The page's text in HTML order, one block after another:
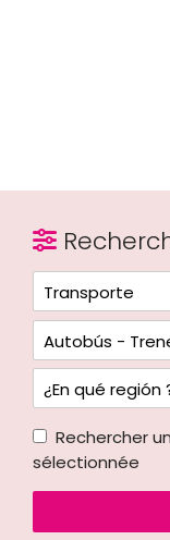
Rechercher
sélectionnée